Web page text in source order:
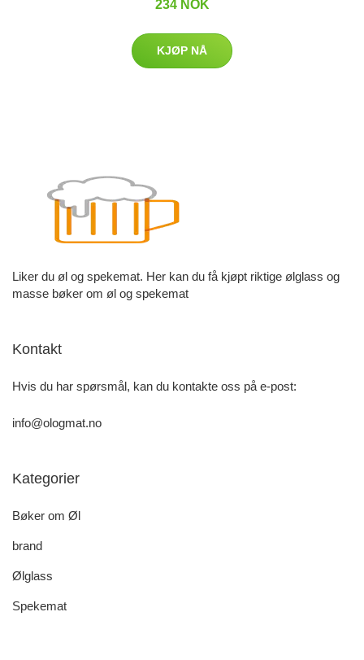
234 NOK
KJØP NÅ
Liker du øl og spekemat. Her kan du få kjøpt riktige ølglass og
masse bøker om øl og spekemat
Kontakt
Hvis du har spørsmål, kan du kontakte oss på e-post:
info@ologmat.no
Kategorier
Bøker om Øl
brand
Ølglass
Spekemat